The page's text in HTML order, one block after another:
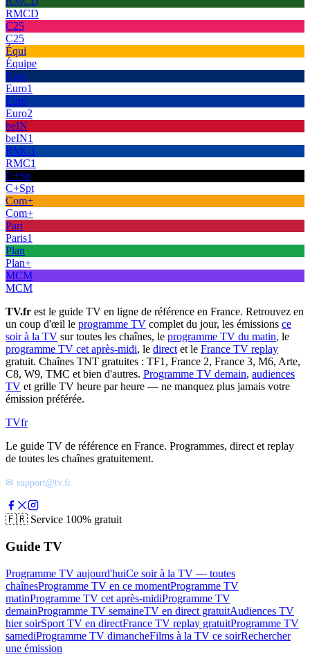
RMCD
C25
C25
Équi
Équipe
Euro
Euro1
Euro
Euro2
beIN
beIN1
RMC1
RMC1
C+Sp
C+Spt
Com+
Com+
Pari
Paris1
Plan
Plan+
MCM
MCM
TV.fr est le guide TV en ligne de référence en France. Retrouvez en
un coup d'œil le programme TV complet du jour, les émissions ce
soir à la TV sur toutes les chaînes, le programme TV du matin, le
programme TV cet après-midi, le direct et le France TV replay
gratuit. Chaînes TNT gratuites : TF1, France 2, France 3, M6, Arte,
C8, W9, TMC et bien d'autres. Programme TV demain, audiences
TV et grille TV heure par heure — ne manquez plus jamais votre
émission préférée.
TVfr
Le guide TV de référence en France. Programmes, direct et replay
de toutes les chaînes gratuitement.
✉ support@tv.fr
🇫🇷 Service 100% gratuit
Guide TV
Programme TV aujourd'huiCe soir à la TV — toutes
chaînesProgramme TV en ce momentProgramme TV
matinProgramme TV cet après-midiProgramme TV
demainProgramme TV semaineTV en direct gratuitAudiences TV
hier soirSport TV en directFrance TV replay gratuitProgramme TV
samediProgramme TV dimancheFilms à la TV ce soirRechercher
une émission